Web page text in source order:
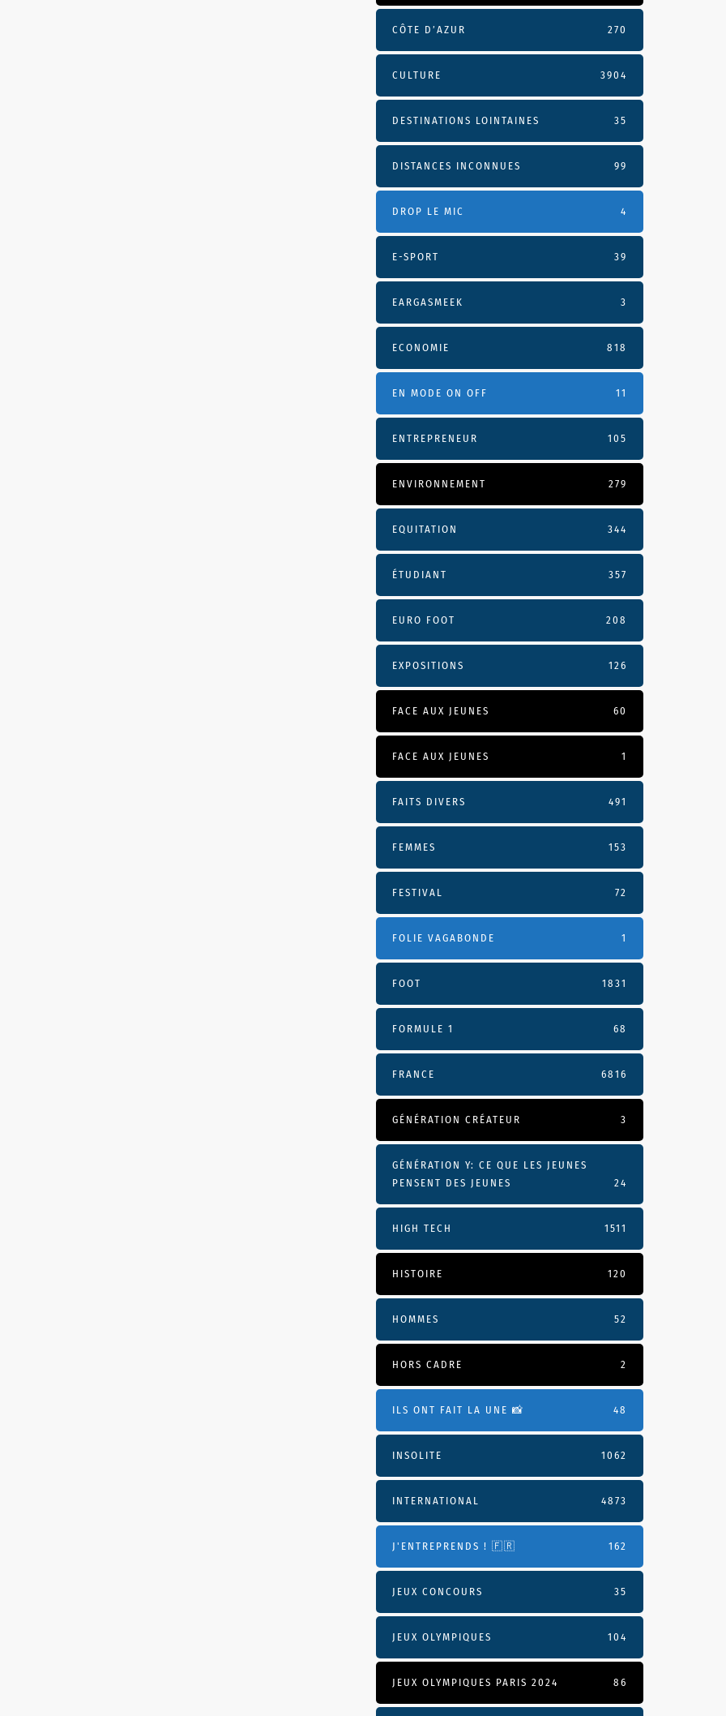
CÔTE D’AZUR 270
CULTURE 3904
DESTINATIONS LOINTAINES 35
DISTANCES INCONNUES 99
DROP LE MIC 4
E-SPORT 39
EARGASMEEK 3
ECONOMIE 818
EN MODE ON OFF 11
ENTREPRENEUR 105
ENVIRONNEMENT 279
EQUITATION 344
ÉTUDIANT 357
EURO FOOT 208
EXPOSITIONS 126
FACE AUX JEUNES 60
FACE AUX JEUNES 1
FAITS DIVERS 491
FEMMES 153
FESTIVAL 72
FOLIE VAGABONDE 1
FOOT 1831
FORMULE 1 68
FRANCE 6816
GÉNÉRATION CRÉATEUR 3
GÉNÉRATION Y: CE QUE LES JEUNES
PENSENT DES JEUNES
24
HIGH TECH 1511
HISTOIRE 120
HOMMES 52
HORS CADRE 2
ILS ONT FAIT LA UNE 📸 48
INSOLITE 1062
INTERNATIONAL 4873
J'ENTREPRENDS ! 🇫🇷 162
JEUX CONCOURS 35
JEUX OLYMPIQUES 104
JEUX OLYMPIQUES PARIS 2024 86